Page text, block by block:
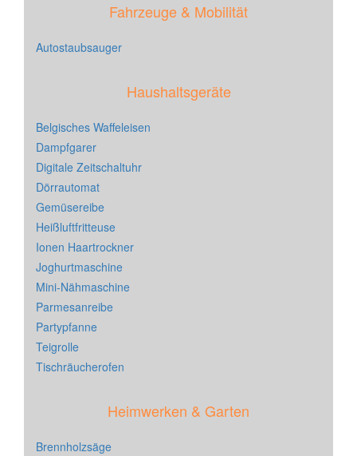
Fahrzeuge & Mobilität
Autostaubsauger
Haushaltsgeräte
Belgisches Waffeleisen
Dampfgarer
Digitale Zeitschaltuhr
Dörrautomat
Gemüsereibe
Heißluftfritteuse
Ionen Haartrockner
Joghurtmaschine
Mini-Nähmaschine
Parmesanreibe
Partypfanne
Teigrolle
Tischräucherofen
Heimwerken & Garten
Brennholzsäge